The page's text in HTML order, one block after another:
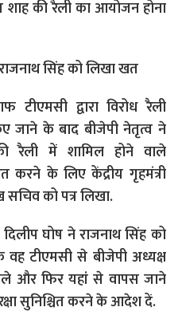
शाह की रैली का आयोजन होना
सिंह को लिखा खत
द्वारा विरोध रैली
जाने के बाद बीजेपी नेतृत्व ने
रैली में शामिल होने वाले
करने के लिए केंद्रीय गृहमंत्री
को पत्र लिखा.
घोष ने राजनाथ सिंह को
टीएमसी से बीजेपी अध्यक्ष
और फिर यहां से वापस जाने
सुनिश्चित करने के आदेश दें.